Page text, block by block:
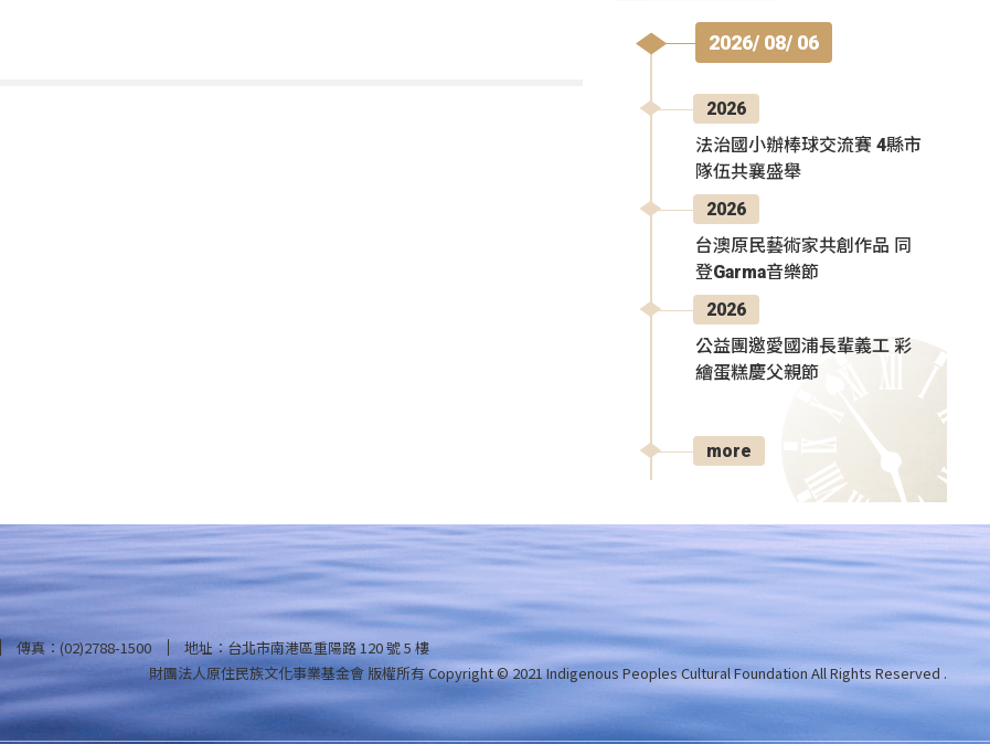
2026/ 08/ 06
2026
法治國小辦棒球交流賽 4縣市
隊伍共襄盛舉
2026
台澳原民藝術家共創作品 同
登Garma音樂節
2026
公益團邀愛國浦長輩義工 彩
繪蛋糕慶父親節
more
傳真：(02)2788-1500
地址：台北市南港區重陽路 120 號 5 樓
財團法人原住民族文化事業基金會 版權所有Copyright © 2021 Indigenous Peoples Cultural Foundation All Rights Reserved .